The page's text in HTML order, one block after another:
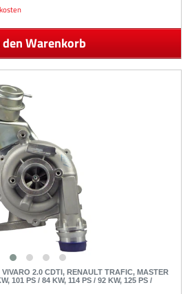
den Warenkorb
2.0 CDTI, RENAULT TRAFIC, MASTER
101 PS / 84 KW, 114 PS / 92 KW, 125 PS /